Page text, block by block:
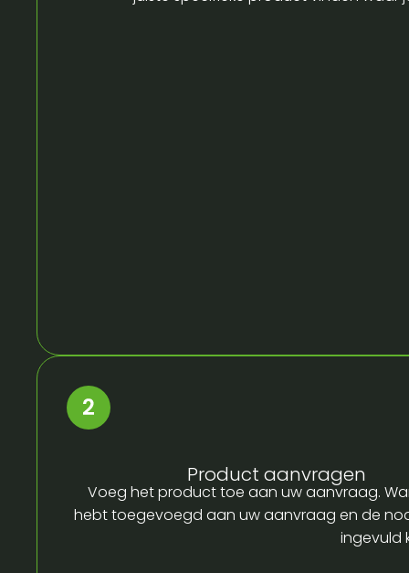
Product aanvragen
Voeg het product toe aan uw aanvraag.
hebt toegevoegd aan uw aanvraag en de
ingevuld